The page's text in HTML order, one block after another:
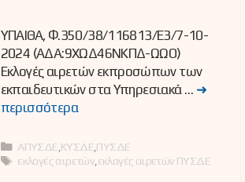
ΥΠΑΙΘΑ, Φ.350/38/116813/E3/7-10-
2024 (ΑΔΑ:9ΧΩΔ46ΝΚΠΔ-ΩΩΟ)
Εκλογές αιρετών εκπροσώπων των
εκπαιδευτικών στα Υπηρεσιακά … ➜
περισσότερα
Κατηγορίες
ΑΠΥΣΔΕ ΚΥΣΔΕ, ΠΥΣΔΕ
Ετικέτες
εκλογές αιρετών εκλογές αιρετών ΠΥΣΔΕ